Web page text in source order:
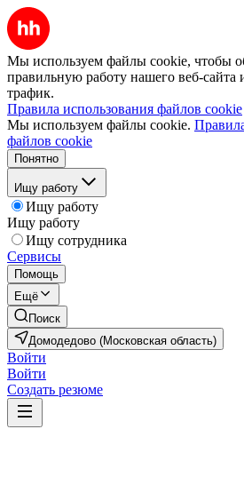
Мы используем файлы cookie, чтобы
правильную работу нашего веб-сайта
трафик.
Правила использования файлов cookie
Мы используем файлы cookie.
файлов cookie
Понятно
Ищу работу
Ищу работу
Ищу работу
Ищу сотрудника
Сервисы
Помощь
Ещё
Поиск
Домодедово (Московская область)
Войти
Войти
Создать резюме